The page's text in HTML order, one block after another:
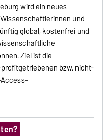
wird ein neues
und
global, kostenfrei und
Ziel ist die
bzw. nicht-